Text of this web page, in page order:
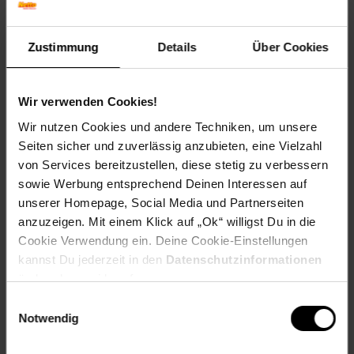
Zustimmung Details Über Cookies
Wir verwenden Cookies!
Wir nutzen Cookies und andere Techniken, um unsere
Seiten sicher und zuverlässig anzubieten, eine Vielzahl
von Services bereitzustellen, diese stetig zu verbessern
sowie Werbung entsprechend Deinen Interessen auf
unserer Homepage, Social Media und Partnerseiten
anzuzeigen. Mit einem Klick auf „Ok“ willigst Du in die
Cookie Verwendung ein. Deine Cookie-Einstellungen
kannst Du jederzeit in den Datenschutzinformationen
ändern bzw. widerrufen.
Notwendig
Kunststoffflasche ist spülmaschinengeeignet
tausenden Flaschen pro Jahr
Getränkeverfeinerung
werden
CO2-Zylindersystem
Revolutionäres Quick-Connect CO2-Zylindersystem für
kinderleichten Wechsel der CO2-Kartusche
CO2-Zylinderwechsel
Einfach einsetzen, Zylinderhebel schließen und fertig
CO2-Zylindertausch
Bekannter blauer CO2-Zylinder kann beim stationären
Händler gegen einen neuen Quick-Connect CO2-Zylinder
getauscht werden
Lieferumfang
1x SodaStream Art Wassersprudler black
1x SodaStream Quick-Connect 60 L Zylinder